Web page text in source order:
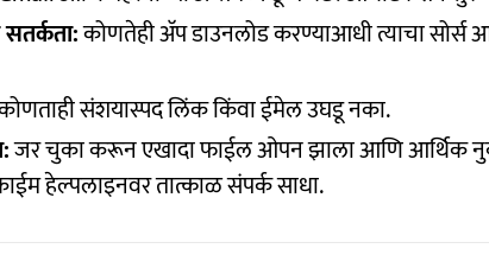
कोणतेही अ‍ॅप डाउनलोड करण्याआधी त्याचा सोर्स
संशयास्पद लिंक किंवा ईमेल उघडू नका.
जर चुका करून एखादा फाईल ओपन झाला आणि आर्थिक
हेल्पलाइनवर तात्काळ संपर्क साधा.